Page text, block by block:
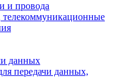
и провода
телекоммуникационные
данных
передачи данных,